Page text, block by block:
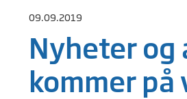
09.09.2019
Nyheter og
kommer på